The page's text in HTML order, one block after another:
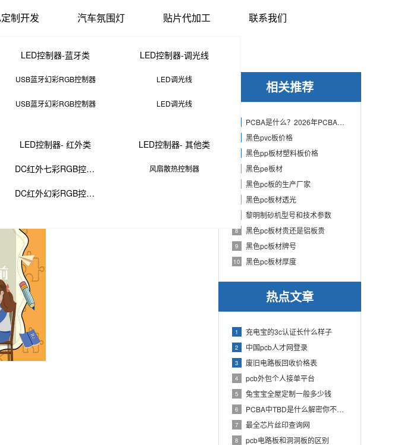
LED控制器-蓝牙类
USB蓝牙幻彩RGB控制器
USB蓝牙幻彩RGB控制器
LED控制器-调光线
LED调光线
LED调光线
LED控制器- 红外类
DC红外七彩RGB控制器
DC红外幻彩RGB控制器
LED控制器- 其他类
风扇散热控制器
制开发 汽车氛围灯 贴片代加工 联系我们
相关推荐
PCBA是什么？2026年PCBA制造与代工指南：专业方案、流程与应用
黑色pvc板价格
黑色pp板材塑料板价格
黑色pe板材
黑色pc板的生产厂家
黑色pc板材透光
黎明制砂机型号和技术参数
8 黑色pc板材贵还是铝板贵
9 黑色pc板材牌号
10 黑色pc板材厚度
热点文章
1 充电宝的3c认证长什么样子
2 中国pcb人才网登录
3 废旧电路板回收价格表
4 pcb外包个人接单平台
5 兔宝宝全屋定制一般多少钱
6 PCBA中TBD是什么解密你不知道的电子行业术语
7 最全芯片丝印查询网
8 pcb电路板和洞洞板的区别
次